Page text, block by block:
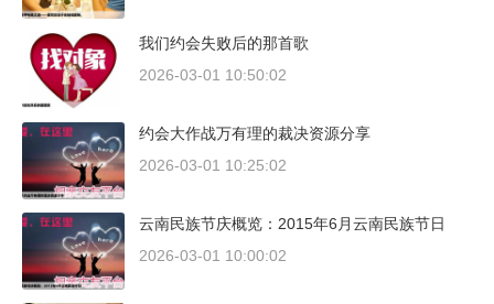
我们约会失败后的那首歌
2026-03-01 10:50:02
约会大作战万有理的裁决资源分享
2026-03-01 10:25:02
云南民族节庆概览：2015年6月云南民族节日
2026-03-01 10:00:02